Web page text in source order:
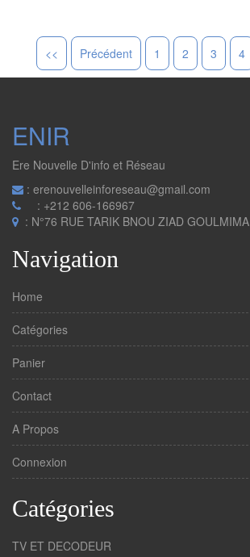
<< Précédent 1 2 3 4
ENIR
Ere Nouvelle D'info et Réseau
: erenouvelleinforeseau@gmail.com
: +212 606-166967
: N°76 RUE TARIK BNOU ZIAD GOULMIMA
Navigation
Home
Catégories
Panier
Contact
A Propos
Connexion
Catégories
TV ET DECODEUR